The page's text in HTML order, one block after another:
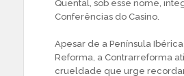
Quental, sob esse nome,
Conferências do Casino.
Apesar de a Península
Reforma, a Contrarreforma
crueldade que urge